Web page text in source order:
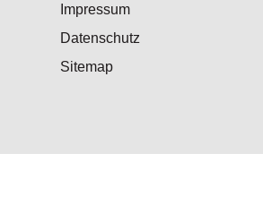
Impressum
Datenschutz
Sitemap